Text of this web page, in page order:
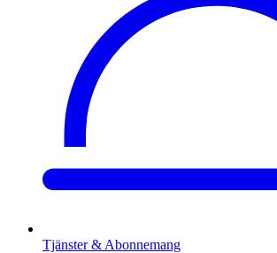
Tjänster & Abonnemang